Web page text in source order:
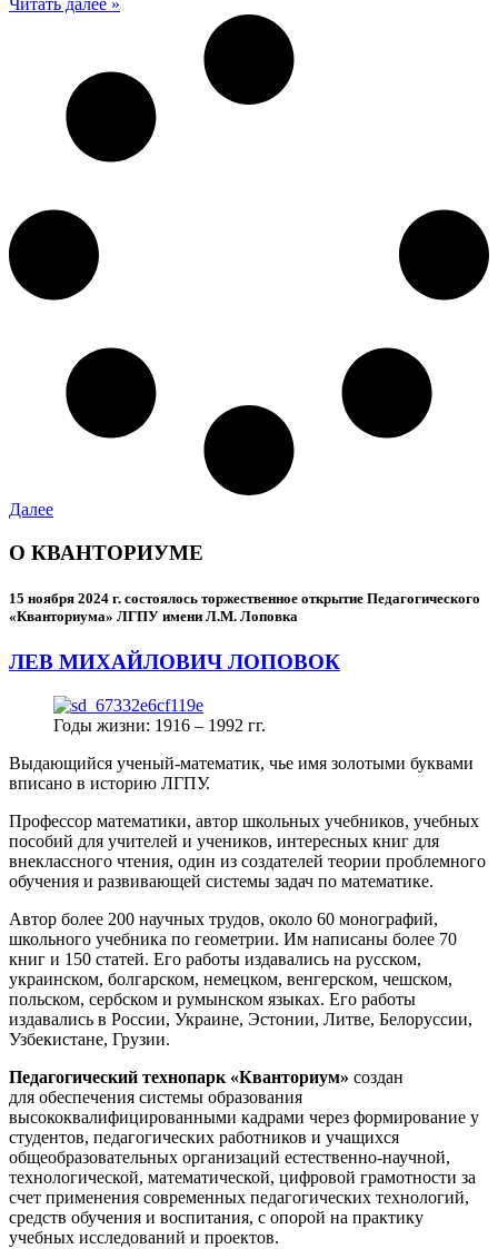
Читать далее »
Далее
О КВАНТОРИУМЕ
15 ноября 2024 г. состоялось торжественное открытие Педагогического
«Кванториума» ЛГПУ имени Л.М. Лоповка
ЛЕВ МИХАЙЛОВИЧ ЛОПОВОК
Годы жизни: 1916 – 1992 гг.
Выдающийся ученый-математик, чье имя золотыми буквами
вписано в историю ЛГПУ.
Профессор математики, автор школьных учебников, учебных
пособий для учителей и учеников, интересных книг для
внеклассного чтения, один из создателей теории проблемного
обучения и развивающей системы задач по математике.
Автор более 200 научных трудов, около 60 монографий,
школьного учебника по геометрии. Им написаны более 70
книг и 150 статей. Его работы издавались на русском,
украинском, болгарском, немецком, венгерском, чешском,
польском, сербском и румынском языках. Его работы
издавались в России, Украине, Эстонии, Литве, Белоруссии,
Узбекистане, Грузии.
Педагогический технопарк «Кванториум» создан
для обеспечения системы образования
высококвалифицированными кадрами через формирование у
студентов, педагогических работников и учащихся
общеобразовательных организаций естественно-научной,
технологической, математической, цифровой грамотности за
счет применения современных педагогических технологий,
средств обучения и воспитания, с опорой на практику
учебных исследований и проектов.